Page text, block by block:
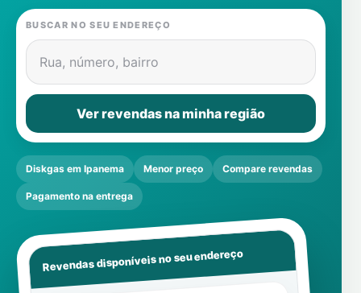
Gás
Contatos
BUSCAR NO SEU ENDEREÇO
Rua, número, bairro
Ver revendas na minha região
Diskgas em Ipanema Menor preço Compare revendas
Pagamento na entrega
Revendas disponíveis no seu endereço